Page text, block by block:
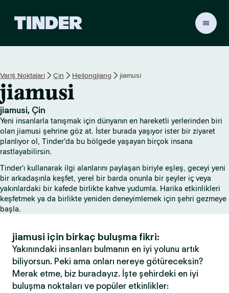
r
S
a
y
Varış Noktaları Çin Heilongjiang jiamusi
jiamusi
jiamusi, Çin
Yeni insanlarla tanışmak için dünyanın en hareketli yerlerinden biri
olan jiamusi şehrine göz at. İster burada yaşıyor ister bir ziyaret
planlıyor ol, Tinder'da bu bölgede yaşayan birçok insana
rastlayabilirsin.
Tinder'ı kullanarak ilgi alanlarını paylaşan biriyle eşleş, geceyi yeni
bir arkadaşınla keşfet, yerel bir barda onunla bir şeyler iç veya
yakınlardaki bir kafede birlikte kahve yudumla. Harika etkinlikleri
keşfetmek ya da birlikte yeniden deneyimlemek için şehri gezmeye
başla.
jiamusi için birkaç buluşma fikri:
Yakınındaki insanları bulmanın en iyi yolunu artık
biliyorsun. Peki ama onları nereye götüreceksin?
Merak etme, biz buradayız. İşte şehirdeki en iyi
buluşma noktaları ve popüler etkinlikler: